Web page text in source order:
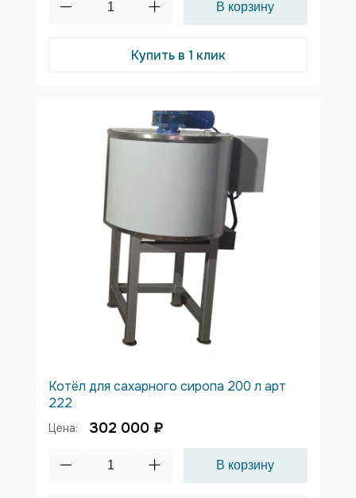
Купить в 1 клик
Котёл для сахарного сиропа 200 л арт
222
Цена: 302 000 ₽